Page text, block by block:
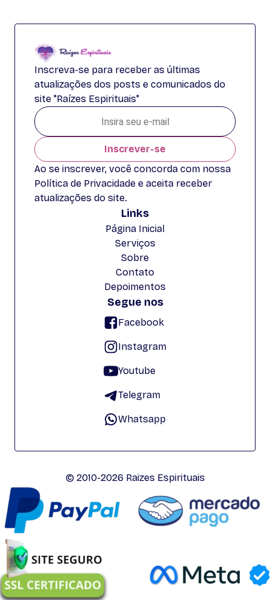
Inscreva-se para receber as últimas
atualizações dos posts e comunicados do
site "Raízes Espirituais"
Inscrever-se
Ao se inscrever, você concorda com nossa
Política de Privacidade e aceita receber
atualizações do site.
Links
Página Inicial
Serviços
Sobre
Contato
Depoimentos
Segue nos
Facebook
Instagram
Youtube
Telegram
Whatsapp
© 2010-2026 Raizes Espirituais